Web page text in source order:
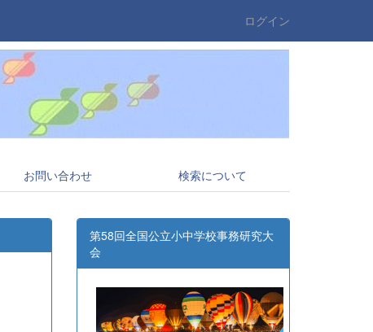
ログイン
お問い合わせ 検索について
第58回全国公立小中学校事務研究大
会